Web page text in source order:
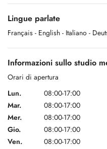
Lingue parlate
Français - English - Italiano -
Informazioni sullo studio
Orari di apertura
Lun.
08:00-17:00
Mar.
08:00-17:00
Mer.
08:00-17:00
Gio.
08:00-17:00
Ven.
08:00-17:00